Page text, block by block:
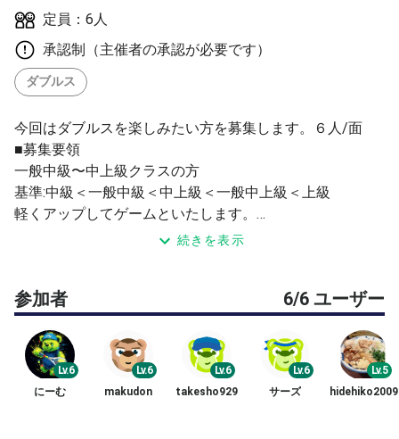
定員：6人
承認制（主催者の承認が必要です）
ダブルス
今回はダブルスを楽しみたい方を募集します。６人/面
■募集要領
一般中級〜中上級クラスの方
基準:中級＜一般中級＜中上級＜一般中上級＜上級
軽くアップしてゲームといたします。
ゲーム形式:4ゲーム先取ノーアドバンテージ方式
さい。
コート番号は、承認後お伝えいたします。
■施設詳細
松戸市高塚新田427 tel:047-391-0944
駐車場は無料です。 更衣室有、自販機有。
続きを表示
参加者 6/6 ユーザー
Lv.6
にーむ
Lv.6
makudon
Lv.6
takesho929
Lv.6
サーズ
Lv.5
hidehiko2009